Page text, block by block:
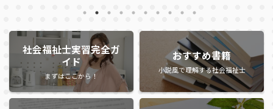
社会福祉士実習完全ガ
イド
まずはここから！
おすすめ書籍
小説風で理解する社会福祉士